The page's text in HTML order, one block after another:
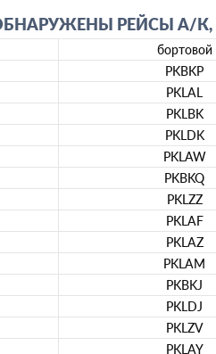
РЕЙСЫ А/К,
бортовой
PKBKP
PKLAL
PKLBK
PKLDK
PKLAW
PKBKQ
PKLZZ
PKLAF
PKLAZ
PKLAM
PKBKJ
PKLDJ
PKLZV
PKLAY